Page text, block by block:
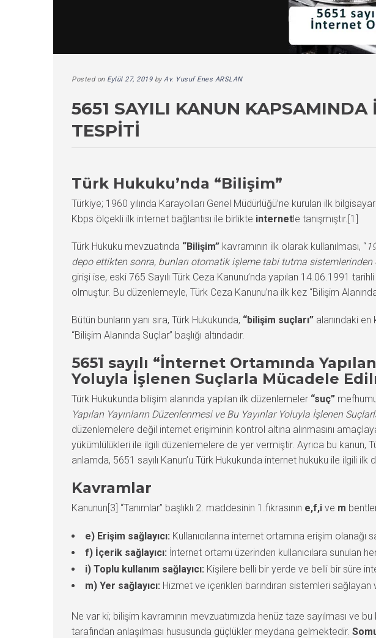
Posted on Eylül 27, 2019byAv. Yusuf Enes ARSLAN
5651 SAYILI KANUN
TESPITI
Türk Hukuku’nda “Bilişim”
Türkiye; 1960 yılında Karayolları Genel Müdürlüğü’ne kurulan ilk
Kbps ölçekli ilk internet bağlantısı ile birlikte internetle tanışmıştır.[1]
Türk Hukuku mevzuatında “Bilişim” kavramının ilk olarak kullanılması, “
depo ettikten sonra, bunları otomatik işleme tabi tutma sistemlerinden
girişi ise, eski 765 Sayılı Türk Ceza Kanunu’nda yapılan 14.06.1991
olmuştur. Bu düzenlemeyle, Türk Ceza Kanunu’na ilk kez “Bilişim
Bütün bunların yanı sıra, Türk Hukukunda, “bilişim suçları” alanındaki en
“Bilişim Alanında Suçlar” başlığı altındadır.
5651 sayılı “İnternet Ortamında
Yoluyla İşlenen Suçlarla Mücadele
Türk Hukukunda bilişim alanında yapılan ilk düzenlemeler “suç”
Yapılan Yayınların Düzenlenmesi ve Bu Yayınlar Yoluyla İşlenen
düzenlemelere değil internet erişiminin kontrol altına alınmasını
yükümlülükleri ile ilgili düzenlemelere de yer vermiştir. Ayrıca bu kanun,
anlamda, 5651 sayılı Kanun’u Türk Hukukunda internet hukuku ile ilgili
Kavramlar
Kanunun[3] “Tanımlar” başlıklı 2. maddesinin 1.fıkrasının e,f,i ve m
e) Erişim sağlayıcı: Kullanıcılarına internet ortamına erişim
f) İçerik sağlayıcı: İnternet ortamı üzerinden kullanıcılara sunulan
i) Toplu kullanım sağlayıcı: Kişilere belli bir yerde ve belli bir süre
m) Yer sağlayıcı: Hizmet ve içerikleri barındıran sistemleri
Ne var ki; bilişim kavramının mevzuatımızda henüz taze sayılması ve
tarafından anlaşılması hususunda güçlükler meydana gelmektedir.